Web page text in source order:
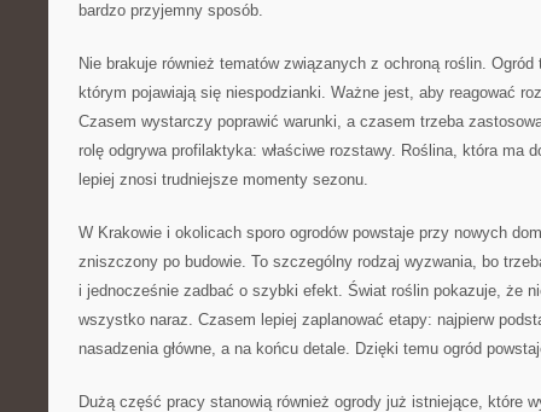
bardzo przyjemny sposób.
Nie brakuje również tematów związanych z ochroną roślin.
którym pojawiają się niespodzianki. Ważne jest, aby reagować
Czasem wystarczy poprawić warunki, a czasem trzeba
rolę odgrywa profilaktyka: właściwe rozstawy. Roślina, która ma
lepiej znosi trudniejsze momenty sezonu.
W Krakowie i okolicach sporo ogrodów powstaje przy nowych
zniszczony po budowie. To szczególny rodzaj wyzwania, bo
i jednocześnie zadbać o szybki efekt. Świat roślin pokazuje, że
wszystko naraz. Czasem lepiej zaplanować etapy: najpierw
nasadzenia główne, a na końcu detale. Dzięki temu ogród
Dużą część pracy stanowią również ogrody już istniejące, które